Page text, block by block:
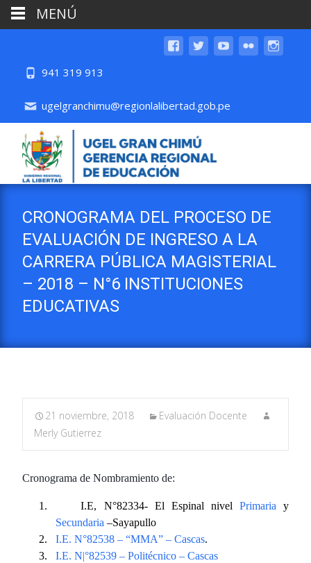
941 319 913
ugelgranchimu@regionlalibertad.gob.pe
CRONOGRAMA DEL PROCESO DE
EVALUACIÓN DE INGRESO A LA
CARRERA PÚBLICA MAGISTERIAL
– 2018 – N°6 INSTITUCIONES
EDUCATIVAS
21 noviembre, 2018
Evaluación Docente
Merly Gutierrez
Cronograma de Nombramiento de:
1. I.E, N°82334- El Espinal nivel Primaria y
Secundaria –Sayapullo
2.
I.E. N°82538 – “MMA” – Cascas.
3.
I.E. N|°82539 – Politécnico – Cascas
MENÚ